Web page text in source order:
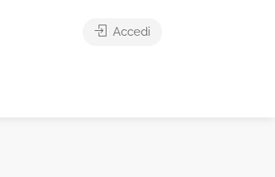
Accedi